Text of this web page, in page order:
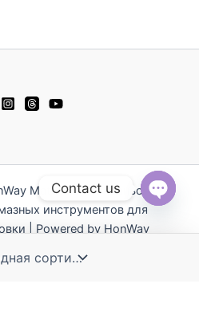
Materials - Тайваньский
инструментов для
| Powered by HonWay
Contact us
Open